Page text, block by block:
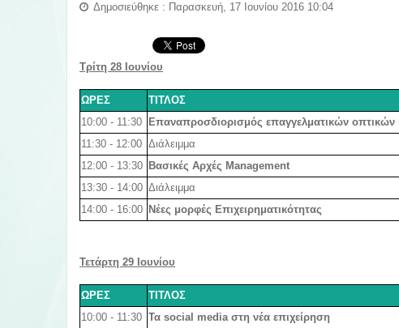
Δημοσιεύθηκε : Παρασκευή, 17 Ιουνίου 2016 10:04
Tρίτη 28 Ιουνίου
ΩΡΕΣ ΤΙΤΛΟΣ
10:00 - 11:30
Επαναπροσδιορισμός επαγγελματικών
11:30 - 12:00 Διάλειμμα
12:00 - 13:30
Βασικές Αρχές Management
13:30 - 14:00 Διάλειμμα
14:00 - 16:00
Νέες μορφές Επιχειρηματικότητας
Τετάρτη 29 Ιουνίου
ΩΡΕΣ ΤΙΤΛΟΣ
10:00 - 11:30 Τα social media στη νέα επιχείρηση